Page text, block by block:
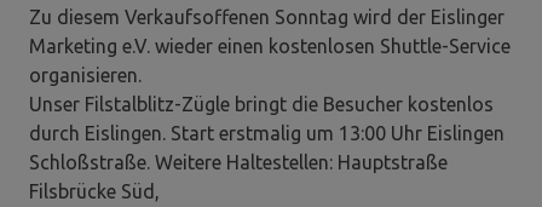
Zu diesem Verkaufsoffenen Sonntag wird der Eislinger
Marketing e.V. wieder einen kostenlosen Shuttle-Service
organisieren.
Unser Filstalblitz-Zügle bringt die Besucher kostenlos
durch Eislingen. Start erstmalig um 13:00 Uhr Eislingen
Schloßstraße. Weitere Haltestellen: Hauptstraße
Filsbrücke Süd,